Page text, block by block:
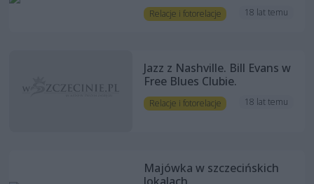
Relacje i fotorelacje 18 lat temu
Jazz z Nashville. Bill Evans w
Free Blues Clubie.
Relacje i fotorelacje 18 lat temu
Majówka w szczecińskich